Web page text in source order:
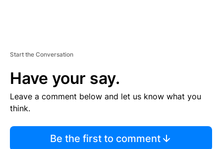
Start the Conversation
Have your say.
Leave a comment below and let us know what you
think.
Be the first to comment